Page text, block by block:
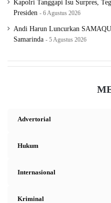
Kapolri Tanggapi Isu Surpres,
Presiden
6 Agustus 2026
Andi Harun Luncurkan
Samarinda
5 Agustus 2026
Advertorial
Hukum
Internasional
Kriminal